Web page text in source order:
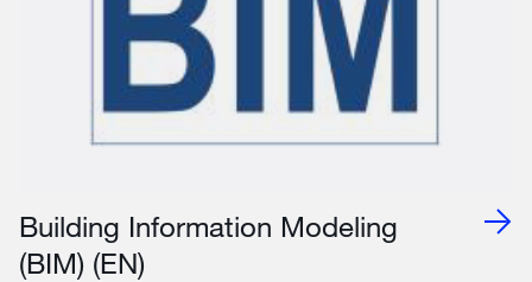
Building Information Modeling
(BIM) (EN)